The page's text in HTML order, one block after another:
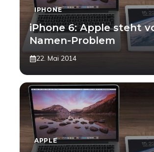
IPHONE
iPhone 6: Apple steht
Namen-Problem
22. Mai 2014
APPLE